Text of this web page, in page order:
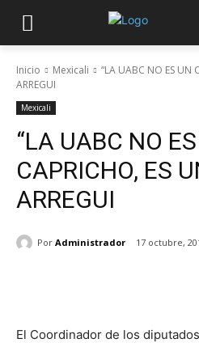
Inicio Mexicali
“LA UABC NO ES UN
ARREGUI
Mexicali
“LA UABC NO
CAPRICHO, ES
ARREGUI
Por Administrador 17 octubre,
El Coordinador de los